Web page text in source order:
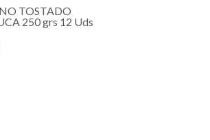
TOSTADO
250 grs 12 Uds